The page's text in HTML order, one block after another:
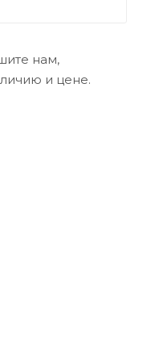
нам,
и цене.